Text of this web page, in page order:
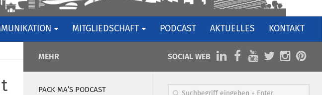
MITGLIEDSCHAFT PODCAST AKTUELLES KONTAKT
SOCIAL WEB
MEHR
PACK MA’S PODCAST